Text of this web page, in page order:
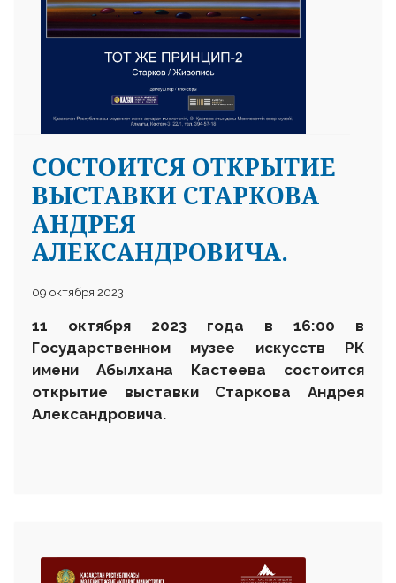
СОСТОИТСЯ ОТКРЫТИЕ
ВЫСТАВКИ СТАРКОВА
АНДРЕЯ
АЛЕКСАНДРОВИЧА.
09 октября 2023
11 октября 2023 года в 16:00 в
Государственном музее искусств РК
имени Абылхана Кастеева состоится
открытие выставки Старкова Андрея
Александровича.